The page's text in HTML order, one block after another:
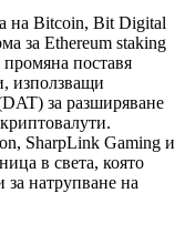
на Bitcoin, Bit Digital
за Ethereum staking
поставя
използващи
за разширяване
SharpLink Gaming и
в света, която
натрупване на